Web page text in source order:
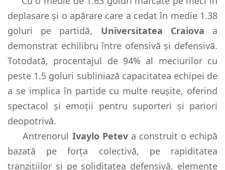
deplasare și o apărare care a cedat în medie 1.38
goluri pe partidă, Universitatea Craiova a
demonstrat echilibru între ofensivă și defensivă.
Totodată, procentajul de 94% al meciurilor cu
peste 1.5 goluri subliniază capacitatea echipei de
a se implica în partide cu multe reușite, oferind
spectacol și emoții pentru suporteri și pariori
deopotrivă.
Antrenorul Ivaylo Peteva construit o echipă
bazată pe forța colectivă, pe rapiditatea
tranzițiilor și pe soliditatea defensivă, elemente